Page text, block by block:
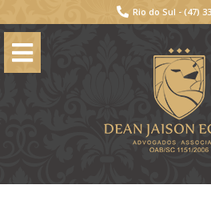
Rio do Sul - (47)